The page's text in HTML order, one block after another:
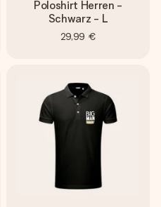
Poloshirt Herren -
Schwarz - L
29,99 €